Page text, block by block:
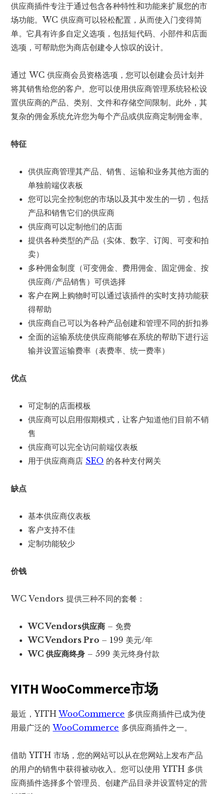
供应商插件专注于通过包含各种特性和功能来扩展您的市
场功能。WC 供应商可以轻松配置，从而使入门变得简
单。它具有许多自定义选项，包括短代码、小部件和店面
选项，可帮助您为商店创建令人惊叹的设计。
通过 WC 供应商会员资格选项，您可以创建会员计划并
将其销售给您的客户。您可以使用供应商管理系统轻松设
置供应商的产品、类别、文件和存储空间限制。此外，其
复杂的佣金系统允许您为每个产品或供应商定制佣金率。
特征
供供应商管理其产品、销售、运输和业务其他方面的
单独前端仪表板
您可以完全控制您的市场以及其中发生的一切，包括
产品和销售它们的供应商
供应商可以定制他们的店面
提供各种类型的产品（实体、数字、订阅、可变和拍
卖）
多种佣金制度（可变佣金、费用佣金、固定佣金、按
供应商/产品销售）可供选择
客户在网上购物时可以通过该插件的实时支持功能获
得帮助
供应商自己可以为各种产品创建和管理不同的折扣券
全面的运输系统使供应商能够在系统的帮助下进行运
输并设置运输费率（表费率、统一费率）
优点
可定制的店面模板
供应商可以启用假期模式，让客户知道他们目前不销
售
供应商可以完全访问前端仪表板
用于供应商商店 SEO 的各种支付网关
缺点
基本供应商仪表板
客户支持不佳
定制功能较少
价钱
WC Vendors 提供三种不同的套餐：
WC Vendors供应商 – 免费
WC Vendors Pro – 199 美元/年
WC 供应商终身 – 599 美元终身付款
YITH WooCommerce市场
最近，YITHWooCommerce 多供应商插件已成为使
用最广泛的WooCommerce 多供应商插件之一。
借助 YITH 市场，您的网站可以从在您网站上发布产品
的用户的销售中获得被动收入。您可以使用 YITH 多供
应商插件选择多个管理员、创建产品目录并设置特定的营